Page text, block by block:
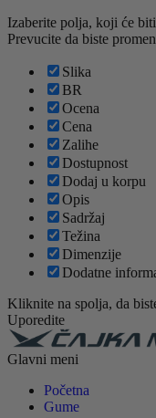
Izaberite polja, koji će
Prevucite da biste
Slika
BR
Ocena
Cena
Zalihe
Dostupnost
Dodaj u korpu
Opis
Sadržaj
Težina
Dimenzije
Dodatne
Kliknite na spolja, da
Uporedite
Glavni meni
Početna
Gume